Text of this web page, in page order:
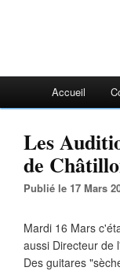
Accueil
Les
de
Publié le 17 Mars
Mardi 16 Mars
aussi Directeur de
Des guitares